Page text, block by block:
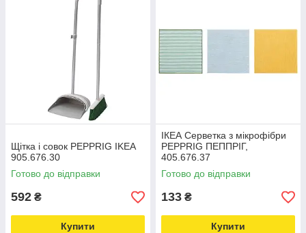
Щітка і совок PEPPRIG IKEA
905.676.30
Готово до відправки
592 ₴
Купити
ІКЕА Серветка з мікрофібри
PEPPRIG ПЕППРІГ,
405.676.37
Готово до відправки
133 ₴
Купити